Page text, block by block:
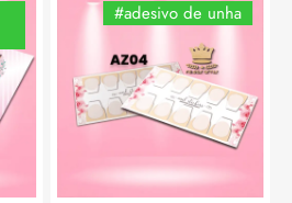
#adesivo de unha